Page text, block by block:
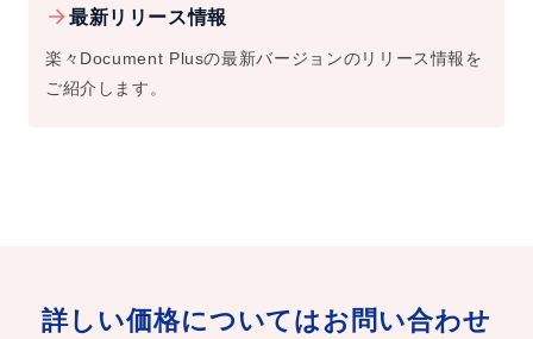
最新リリース情報
楽々Document Plusの最新バージョンのリリース情報を
ご紹介します。
詳しい価格についてはお問い合わせ